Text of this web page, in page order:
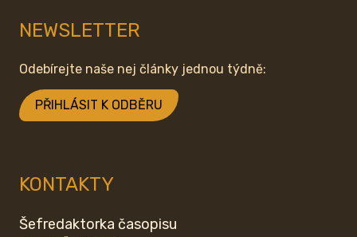
NEWSLETTER
Odebírejte naše nej články jednou týdně:
PŘIHLÁSIT K ODBĚRU
KONTAKTY
Šefredaktorka časopisu